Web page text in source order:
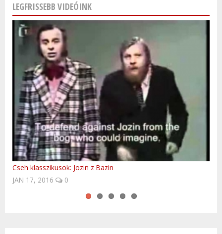
LEGFRISSEBB VIDEÓINK
Cseh klasszikusok: Jozin z Bazin
Baba blues
NOV 15, 2015
0
Szlovákia - télen is a meglepetések országa!
UNESCO világörökségi helyek Csehországban
Polish Anthem by Hungarian FolkEmbassy